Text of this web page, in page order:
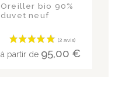
Oreiller bio 90%
duvet neuf
à partir de 95,00 €